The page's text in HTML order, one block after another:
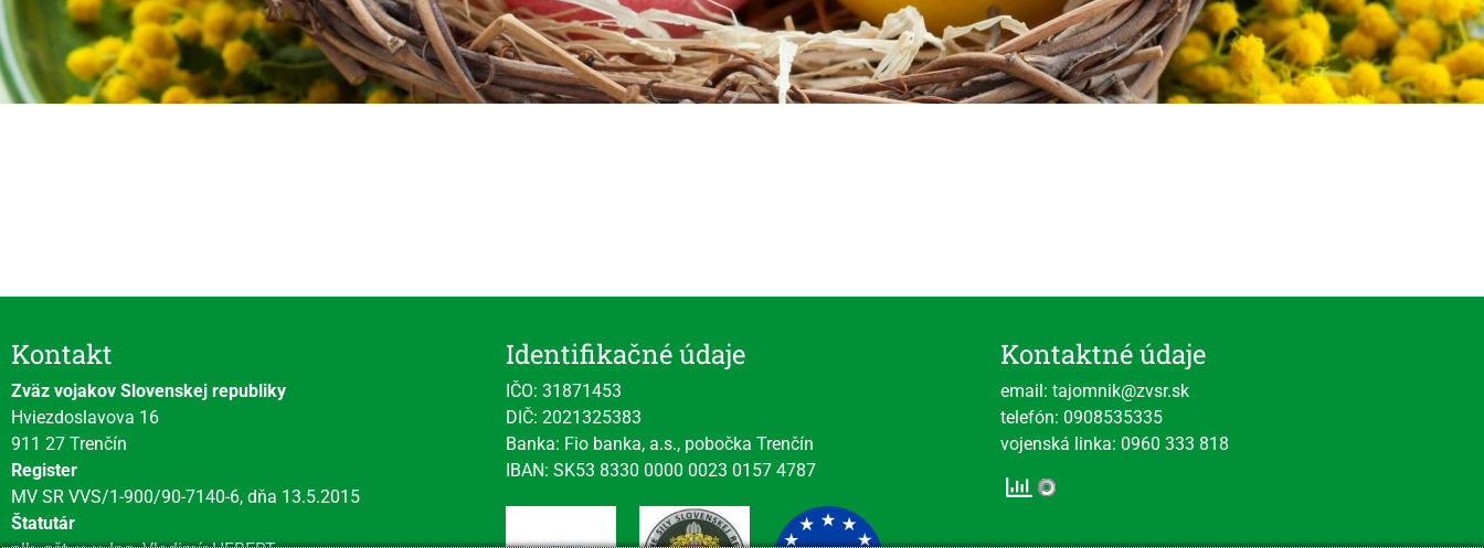
Kontakt
Zväz vojakov Slovenskej republiky
Hviezdoslavova 16
911 27 Trenčín
Register
MV SR VVS/1-900/90-7140-6, dňa 13.5.2015
Štatutár
Identifikačné údaje
IČO: 31871453
DIČ: 2021325383
Banka: Fio banka, a.s., pobočka Trenčín
IBAN: SK53 8330 0000 0023 0157 4787
Kontaktné údaje
email: tajomnik@zvsr.sk
telefón: 0908535335
vojenská linka: 0960 333 818